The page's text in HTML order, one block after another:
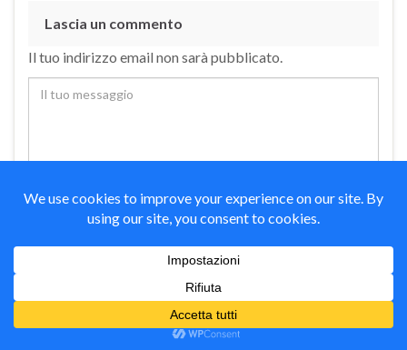
Lascia un commento
Il tuo indirizzo email non sarà pubblicato.